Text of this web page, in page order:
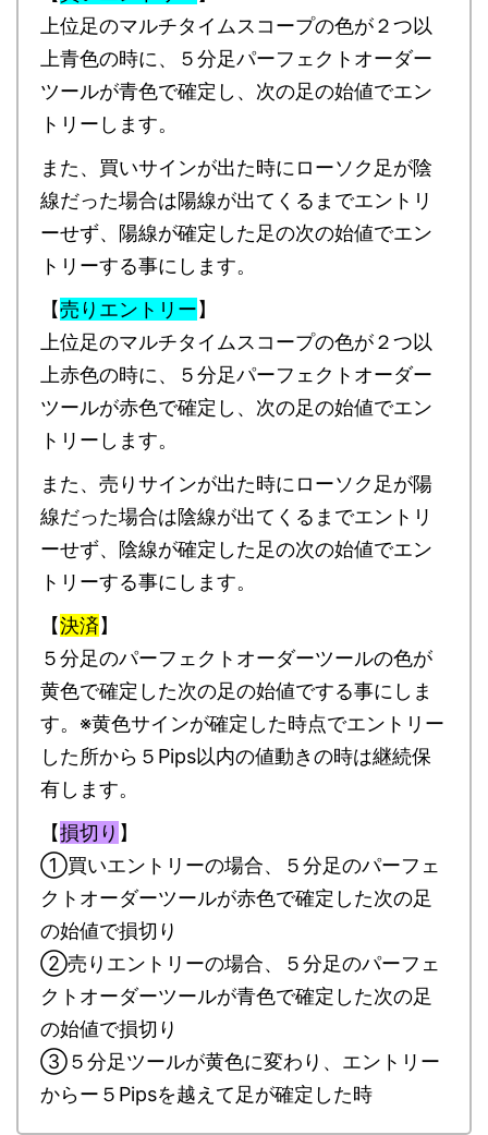
上位足のマルチタイムスコープの色が２つ以
上青色の時に、５分足パーフェクトオーダー
ツールが青色で確定し、次の足の始値でエン
トリーします。
また、買いサインが出た時にローソク足が陰
線だった場合は陽線が出てくるまでエントリ
ーせず、陽線が確定した足の次の始値でエン
トリーする事にします。
【売りエントリー】
上位足のマルチタイムスコープの色が２つ以
上赤色の時に、５分足パーフェクトオーダー
ツールが赤色で確定し、次の足の始値でエン
トリーします。
また、売りサインが出た時にローソク足が陽
線だった場合は陰線が出てくるまでエントリ
ーせず、陰線が確定した足の次の始値でエン
トリーする事にします。
【決済】
５分足のパーフェクトオーダーツールの色が
黄色で確定した次の足の始値でする事にしま
す。※黄色サインが確定した時点でエントリー
した所から５Pips以内の値動きの時は継続保
有します。
【損切り 】
①買いエントリーの場合、５分足のパーフェ
クトオーダーツールが赤色で確定した次の足
の始値で損切り
②売りエントリーの場合、５分足のパーフェ
クトオーダーツールが青色で確定した次の足
の始値で損切り
③５分足ツールが黄色に変わり、エントリー
からー５Pipsを越えて足が確定した時